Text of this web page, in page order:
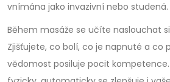
vnímána jako invazivní nebo studená.
Během masáže se učíte naslouchat
Zjišťujete, co bolí, co je napnuté a co
vědomost posiluje pocit